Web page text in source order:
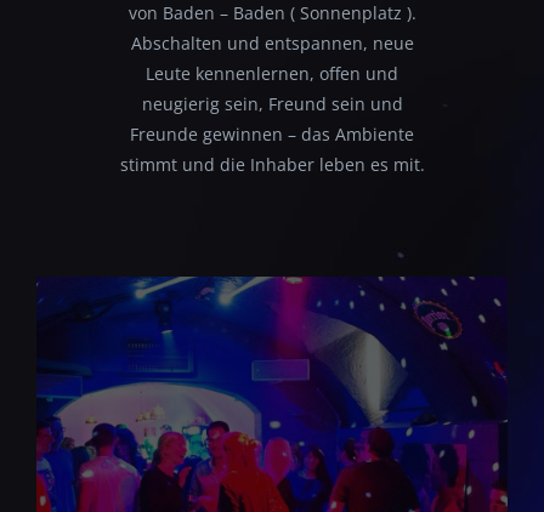
von Baden – Baden ( Sonnenplatz ).
Abschalten und entspannen, neue
Leute kennenlernen, offen und
neugierig sein, Freund sein und
Freunde gewinnen – das Ambiente
stimmt und die Inhaber leben es mit.